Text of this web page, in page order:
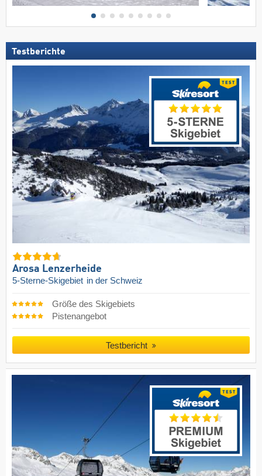
Testberichte
Arosa Lenzerheide
5-Sterne-Skigebiet in der Schweiz
Größe des Skigebiets
Pistenangebot
Testbericht